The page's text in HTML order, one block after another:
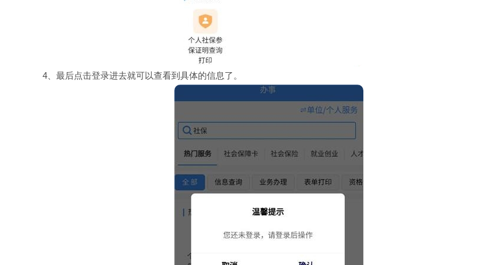
4、最后点击登录进去就可以查看到具体的信息了。